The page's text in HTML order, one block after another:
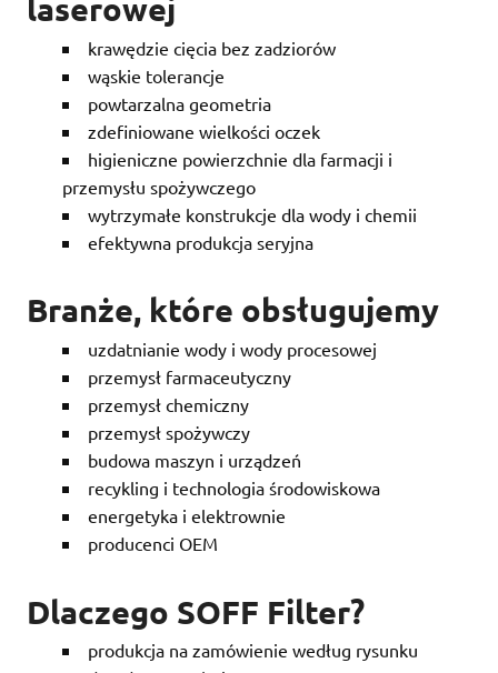
laserowej
krawędzie cięcia bez zadziorów
wąskie tolerancje
powtarzalna geometria
zdefiniowane wielkości oczek
higieniczne powierzchnie dla farmacji i
przemysłu spożywczego
wytrzymałe konstrukcje dla wody i chemii
efektywna produkcja seryjna
Branże, które obsługujemy
uzdatnianie wody i wody procesowej
przemysł farmaceutyczny
przemysł chemiczny
przemysł spożywczy
budowa maszyn i urządzeń
recykling i technologia środowiskowa
energetyka i elektrownie
producenci OEM
Dlaczego SOFF Filter?
produkcja na zamówienie według rysunku